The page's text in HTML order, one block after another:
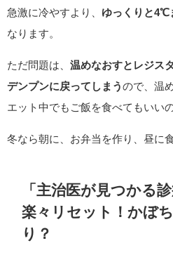
急激に冷やすより、 ゆっくりと4℃
なります。
ただ問題は、 温めなおすとレジス
デンプンに戻ってしまう ので、温
エット中でもご飯を食べてもいい
冬なら朝に、お弁当を作り、昼に
「主治医が見つかる
楽々リセット！かぼ
り ？